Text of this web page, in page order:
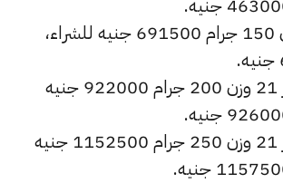
سعر عيار 21 وزن 150 جرام 691500 جنيه للشراء،
سعر الذهب عيار 21 وزن 200 جرام 922000 جنيه
سعر الذهب عيار 21 وزن 250 جرام 1152500 جنيه